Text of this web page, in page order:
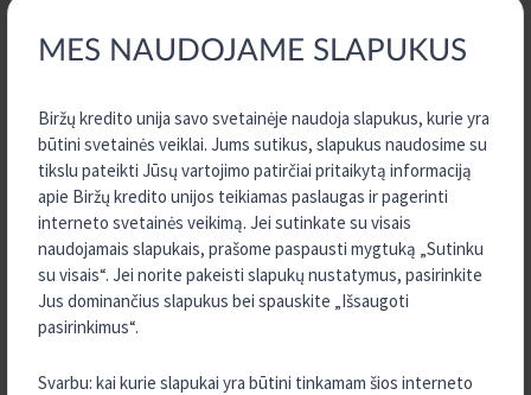
MES NAUDOJAME SLAPUKUS
Biržų kredito unija savo svetainėje naudoja slapukus, kurie yra
būtini svetainės veiklai. Jums sutikus, slapukus naudosime su
tikslu pateikti Jūsų vartojimo patirčiai pritaikytą informaciją
apie Biržų kredito unijos teikiamas paslaugas ir pagerinti
interneto svetainės veikimą. Jei sutinkate su visais
naudojamais slapukais, prašome paspausti mygtuką „Sutinku
su visais“. Jei norite pakeisti slapukų nustatymus, pasirinkite
Jus dominančius slapukus bei spauskite „Išsaugoti
pasirinkimus“.
Svarbu: kai kurie slapukai yra būtini tinkamam šios interneto
2024 m. Rugpjūtis
2023 m. Gruodis
2023 m. Rugpjūtis
2023 m. Liepa
2023 m. Birželis
2023 m. Vasaris
2022 m. Gruodis
2022 m. Rugsėjis